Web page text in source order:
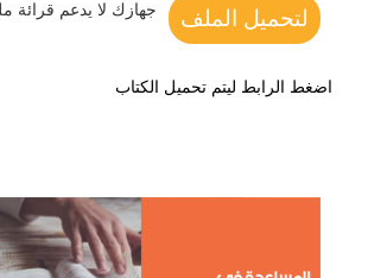
لتحميل الملف جهازك لا يدعم قرائة
اضغط الرابط ليتم تحميل الكتاب